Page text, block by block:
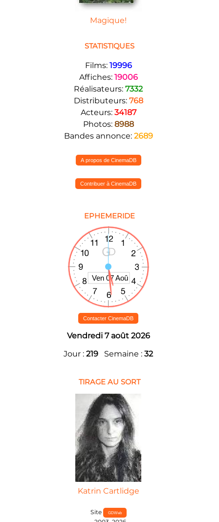
Magique!
STATISTIQUES
Films: 19996
Affiches: 19006
Réalisateurs: 7332
Distributeurs: 768
Acteurs: 34187
Photos: 8988
Bandes annonce: 2689
A propos de CinemaDB
Contribuer à CinemaDB
EPHEMERIDE
Contacter CinemaDB
Vendredi 7 août 2026
Jour : 219 Semaine : 32
TIRAGE AU SORT
Katrin Cartlidge
Site GDWeb